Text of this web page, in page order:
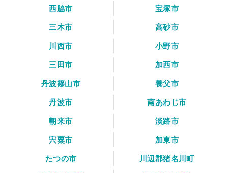
西脇市
宝塚市
三木市
高砂市
川西市
小野市
三田市
加西市
丹波篠山市
養父市
丹波市
南あわじ市
朝来市
淡路市
宍粟市
加東市
たつの市
川辺郡猪名川町